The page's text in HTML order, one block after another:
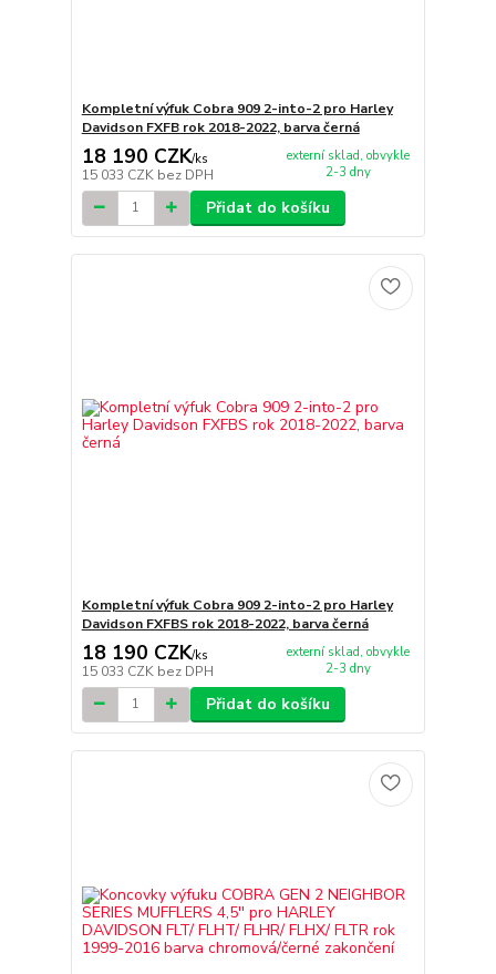
Kompletní výfuk Cobra 909 2-into-2 pro Harley
Davidson FXFB rok 2018-2022, barva černá
18 190 CZK/ks
15 033 CZK bez DPH
externí sklad, obvykle
2-3 dny
Přidat do košíku
Kompletní výfuk Cobra 909 2-into-2 pro Harley
Davidson FXFBS rok 2018-2022, barva černá
18 190 CZK/ks
15 033 CZK bez DPH
externí sklad, obvykle
2-3 dny
Přidat do košíku